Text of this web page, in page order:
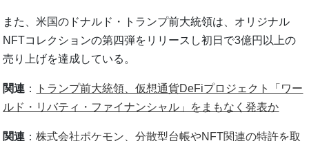
また、米国のドナルド・トランプ前大統領は、オリジナル
NFTコレクションの第四弾をリリースし初日で3億円以上の
売り上げを達成している。
関連 ：
トランプ前大統領、仮想通貨DeFiプロジェクト「ワー
ルド・リバティ・ファイナンシャル」をまもなく発表か
関連 ：株式会社ポケモン、分散型台帳やNFT関連の特許を取